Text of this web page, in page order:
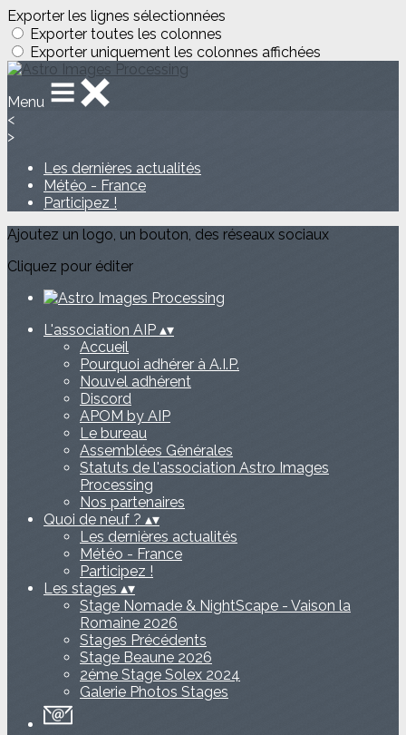
Exporter les lignes sélectionnées
Exporter toutes les colonnes
Exporter uniquement les colonnes affichées
Menu
<
>
Les dernières actualités
Météo - France
Participez !
Ajoutez un logo, un bouton, des réseaux sociaux
Cliquez pour éditer
L'association AIP ▴▾
Accueil
Pourquoi adhérer à A.I.P.
Nouvel adhérent
Discord
APOM by AIP
Le bureau
Assemblées Générales
Statuts de l'association Astro Images
Processing
Nos partenaires
Quoi de neuf ? ▴▾
Les dernières actualités
Météo - France
Participez !
Les stages ▴▾
Stage Nomade & NightScape - Vaison la
Romaine 2026
Stages Précédents
Stage Beaune 2026
2éme Stage Solex 2024
Galerie Photos Stages